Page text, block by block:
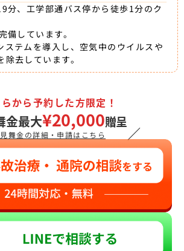
分、工学部通バス停から徒歩1分のク
備しています。
ステムを導入し、空気中のウイルスや
去しています。
から予約した方限定！
金最大¥20,000贈呈
舞金の詳細・申請はこちら ／